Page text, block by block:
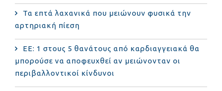
Τα επτά λαχανικά που μειώνουν φυσικά την
αρτηριακή πίεση
ΕΕ: 1 στους 5 θανάτους από καρδιαγγειακά θα
μπορούσε να αποφευχθεί αν μειώνονταν οι
περιβαλλοντικοί κίνδυνοι